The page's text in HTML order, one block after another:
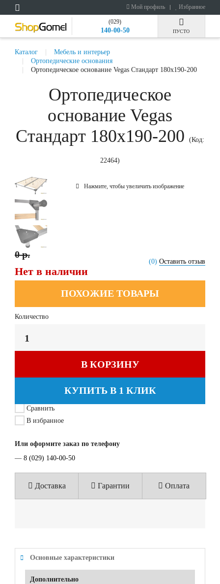
Мой профиль Избранное
(029)
140-00-50 ПУСТО
Каталог
Мебель и интерьер
Ортопедические основания
Ортопедическое основание Vegas Стандарт 180x190-200
Ортопедическое
основание Vegas
Стандарт 180x190-200
(Код:
22464)
Нажмите, чтобы увеличить изображение
(0) Оставить отзыв
0 р.
Нет в наличии
ПОХОЖИЕ ТОВАРЫ
Количество
В КОРЗИНУ
КУПИТЬ В 1 КЛИК
Сравнить
В избранное
Или оформите заказ по телефону
— 8 (029) 140-00-50
Доставка Гарантии Оплата
Основные характеристики
Дополнительно